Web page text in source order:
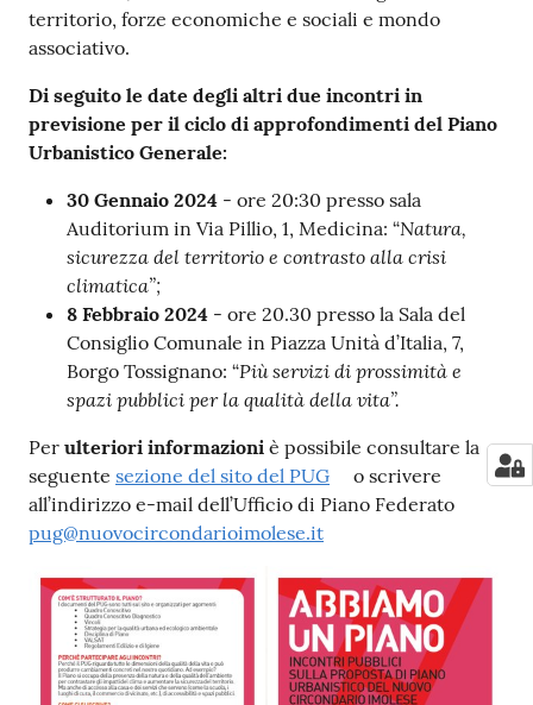
territorio, forze economiche e sociali e mondo
associativo.
Di seguito le date degli altri due incontri in
previsione per il ciclo di approfondimenti del Piano
Urbanistico Generale:
30 Gennaio 2024 - ore 20:30 presso sala
Auditorium in Via Pillio, 1, Medicina: “Natura,
sicurezza del territorio e contrasto alla crisi
climatica”;
8 Febbraio 2024 - ore 20.30 presso la Sala del
Consiglio Comunale in Piazza Unità d’Italia, 7,
Borgo Tossignano: “Più servizi di prossimità e
spazi pubblici per la qualità della vita”.
Per ulteriori informazioni è possibile consultare la
seguente sezione del sito del PUG
o scrivere
all’indirizzo e-mail dell’Ufficio di Piano Federato
pug@nuovocircondarioimolese.it